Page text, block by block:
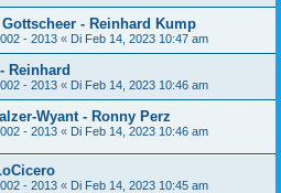
- Reinhard Kump
- 2013 « Di Feb 14, 2023 10:47 am
Reinhard
- 2013 « Di Feb 14, 2023 10:46 am
Wyant - Ronny Perz
- 2013 « Di Feb 14, 2023 10:46 am
- 2013 « Di Feb 14, 2023 10:45 am